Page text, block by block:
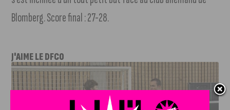
Blomberg. Score final : 27-28.
J'AIME LE DFCO